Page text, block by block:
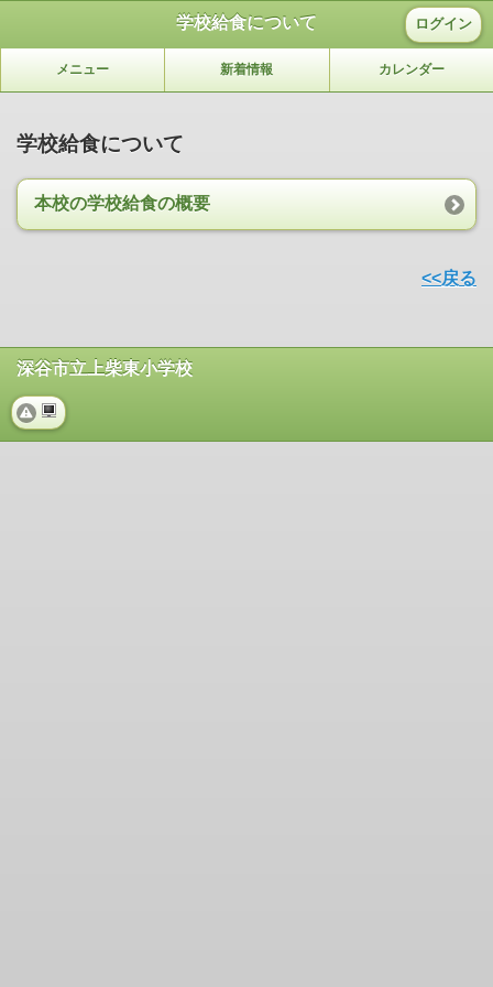
学校給食について ログイン
メニュー 新着情報 カレンダー
学校給食について
本校の学校給食の概要
<<戻る
深谷市立上柴東小学校